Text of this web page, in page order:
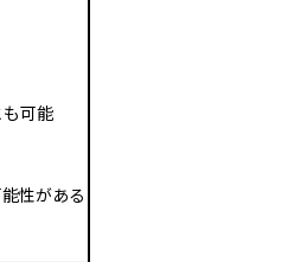
可能
性がある